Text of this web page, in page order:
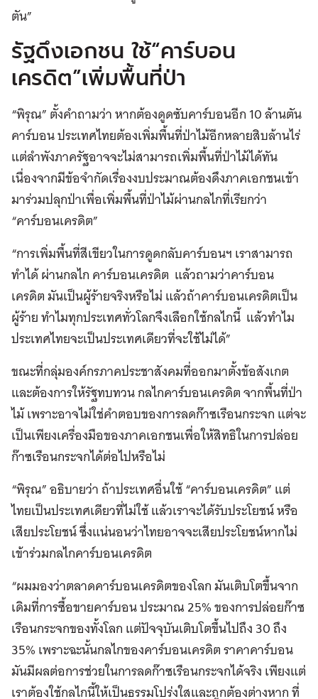
ตัน”
รัฐดึงเอกชน ใช้“คาร์บอน
เครดิต”เพิ่มพื้นที่ป่า
“พิรุณ” ตั้งคำถามว่า หากต้องดูดซับคาร์บอนอีก 10 ล้านตัน
คาร์บอน ประเทศไทยต้องเพิ่มพื้นที่ป่าไม้อีกหลายสิบล้านไร่
แต่ลำพังภาครัฐอาจจะไม่สามารถเพิ่มพื้นที่ป่าไม้ได้ทัน
เนื่องจากมีข้อจำกัดเรื่องงบประมาณต้องดึงภาคเอกชนเข้า
มาร่วมปลุกป่าเพื่อเพิ่มพื้นที่ป่าไม้ผ่านกลไกที่เรียกว่า
“คาร์บอนเครดิต”
“การเพิ่มพื้นที่สีเขียวในการดูดกลับคาร์บอนฯ เราสามารถ
ทำได้ ผ่านกลไก คาร์บอนเครดิต แล้วถามว่าคาร์บอน
เครดิต มันเป็นผู้ร้ายจริงหรือไม่ แล้วถ้าคาร์บอนเครดิตเป็น
ผู้ร้าย ทำไมทุกประเทศทั่วโลกจึงเลือกใช้กลไกนี้ แล้วทำไม
ประเทศไทยจะเป็นประเทศเดียวที่จะใช้ไม่ได้”
ขณะที่กลุ่มองค์กรภาคประชาสังคมที่ออกมาตั้งข้อสังเกต
และต้องการให้รัฐทบทวน กลไกคาร์บอนเครดิต จากพื้นที่ป่า
ไม้ เพราะอาจไม่ใช่คำตอบของการลดก๊าซเรือนกระจก แต่จะ
เป็นเพียงเครื่องมือของภาคเอกชนเพื่อให้สิทธิในการปล่อย
ก๊าซเรือนกระจกได้ต่อไปหรือไม่
“พิรุณ” อธิบายว่า ถ้าประเทศอื่นใช้ “คาร์บอนเครดิต” แต่
ไทยเป็นประเทศเดียวที่ไม่ใช้ แล้วเราจะได้รับประโยชน์ หรือ
เสียประโยชน์ ซึ่งแน่นอนว่าไทยอาจจะเสียประโยชน์หากไม่
เข้าร่วมกลไกคาร์บอนเครดิต
“ผมมองว่าตลาดคาร์บอนเครดิตของโลก มันเติบโตขึ้นจาก
เดิมที่การซื้อขายคาร์บอน ประมาณ 25% ของการปล่อยก๊าซ
เรือนกระจกของทั้งโลก แต่ปัจจุบันเติบโตขึ้นไปถึง 30 ถึง
35% เพราะฉะนั้นกลไกของคาร์บอนเครดิต ราคาคาร์บอน
มันมีผลต่อการช่วยในการลดก๊าซเรือนกระจกได้จริง เพียงแต่
เราต้องใช้กลไกนี้ให้เป็นธรรมโปร่งใสและถูกต้องต่างหาก ที่